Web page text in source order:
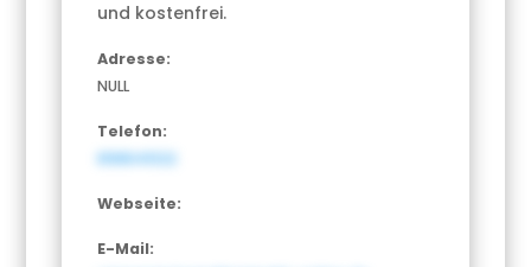
und kostenfrei.
Adresse:
NULL
Telefon:
898641022
Webseite:
E-Mail: